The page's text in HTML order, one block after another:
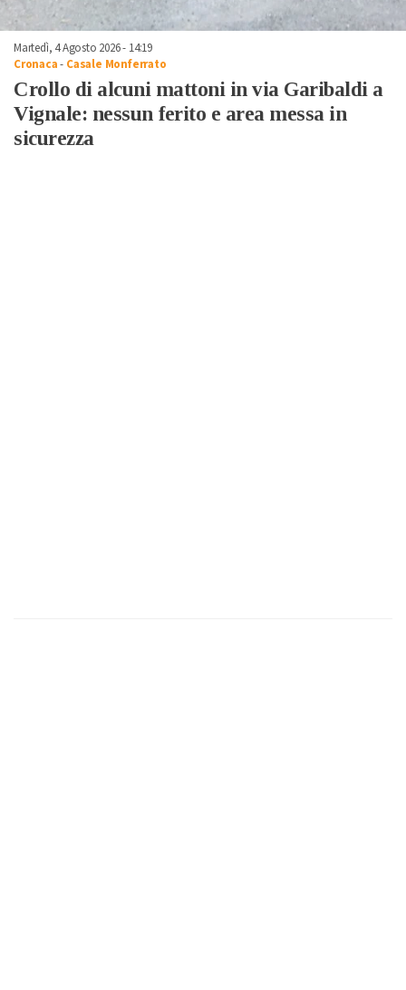
Martedì, 4 Agosto 2026 - 14:19
Cronaca- Casale Monferrato
Crollo di alcuni mattoni in via Garibaldi a
Vignale: nessun ferito e area messa in
sicurezza